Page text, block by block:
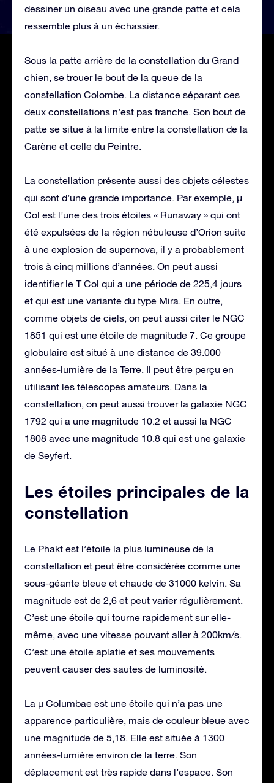
dessiner un oiseau avec une grande patte et cela
ressemble plus à un échassier.
Sous la patte arrière de la constellation du Grand
chien, se trouer le bout de la queue de la
constellation Colombe. La distance séparant ces
deux constellations n’est pas franche. Son bout de
patte se situe à la limite entre la constellation de la
Carène et celle du Peintre.
La constellation présente aussi des objets célestes
qui sont d’une grande importance. Par exemple, μ
Col est l’une des trois étoiles « Runaway » qui ont
été expulsées de la région nébuleuse d’Orion suite
à une explosion de supernova, il y a probablement
trois à cinq millions d’années. On peut aussi
identifier le T Col qui a une période de 225,4 jours
et qui est une variante du type Mira. En outre,
comme objets de ciels, on peut aussi citer le NGC
1851 qui est une étoile de magnitude 7. Ce groupe
globulaire est situé à une distance de 39.000
années-lumière de la Terre. Il peut être perçu en
utilisant les télescopes amateurs. Dans la
constellation, on peut aussi trouver la galaxie NGC
1792 qui a une magnitude 10.2 et aussi la NGC
1808 avec une magnitude 10.8 qui est une galaxie
de Seyfert.
Les étoiles principales de la
constellation
Le Phakt est l’étoile la plus lumineuse de la
constellation et peut être considérée comme une
sous-géante bleue et chaude de 31000 kelvin. Sa
magnitude est de 2,6 et peut varier régulièrement.
C’est une étoile qui tourne rapidement sur elle-
même, avec une vitesse pouvant aller à 200km/s.
C’est une étoile aplatie et ses mouvements
peuvent causer des sautes de luminosité.
La µ Columbae est une étoile qui n’a pas une
apparence particulière, mais de couleur bleue avec
une magnitude de 5,18. Elle est située à 1300
années-lumière environ de la terre. Son
déplacement est très rapide dans l’espace. Son